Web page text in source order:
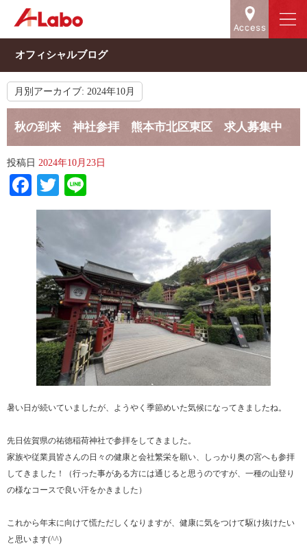
オフィシャルブログ
月別アーカイブ: 2024年10月
秋の到来 神社参拝 熊本市北区東区 求人募集中
投稿日 2024年10月23日
Facebook
Twitter
暑い日が続いていましたが、ようやく季節めいた気候になってきましたね。
先日佐賀県の祐徳稲荷神社で参拝をしてきました。
家族や従業員皆さんの日々の健康と会社繁栄を願い、しっかり奥の宮へも参拝
してきました！（行った事がある方には通じると思うのですが、一種の山登り
の様なコースで良い汗をかきました）
これから年末に向けて慌ただしくなりますが、健康に気をつけて駆け抜けたい
と思います(^^)